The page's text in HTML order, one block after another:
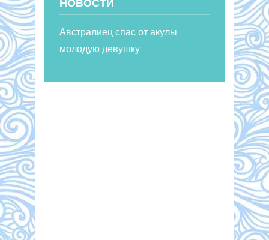
НОВОСТИ
Австралиец спас от акулы
молодую девушку